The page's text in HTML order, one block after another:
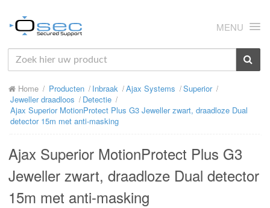
MENU
HOME
OVER ONS
NIEUWS
SUPPORT
RMA
Home Producten Inbraak Ajax Systems
Superior
Jeweller draadloos
Detectie
Ajax Superior MotionProtect Plus G3 Jeweller zwart, draadloze Dual
detector 15m met anti-masking
Ajax Superior MotionProtect Plus G3
Jeweller zwart, draadloze Dual detector
15m met anti-masking